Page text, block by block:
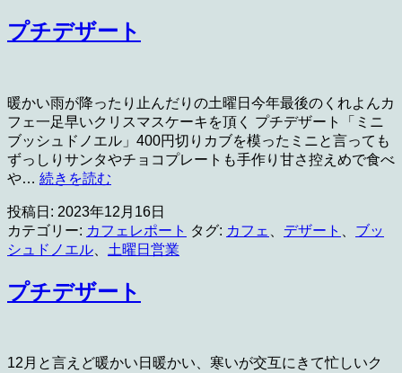
ュ
ー
ル
プチデザート
暖かい雨が降ったり止んだりの土曜日今年最後のくれよんカ
フェ一足早いクリスマスケーキを頂く プチデザート「ミニ
ブッシュドノエル」400円切りカブを模ったミニと言っても
ずっしりサンタやチョコプレートも手作り甘さ控えめで食べ
や… 続きを読む
デ
ザ
ー
投稿日: 2023年12月16日
カテゴリー: カフェレポート タグ: カフェ デザート
ブッ
シュドノエル
土曜日営業
プチデザート
12月と言えど暖かい日暖かい、寒いが交互にきて忙しいク